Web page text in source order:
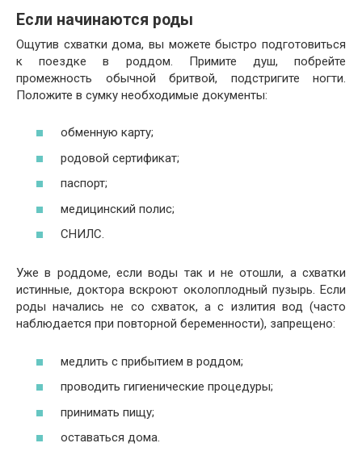
Если начинаются роды
Ощутив схватки дома, вы можете быстро подготовиться
к поездке в роддом. Примите душ, побрейте
промежность обычной бритвой, подстригите ногти.
Положите в сумку необходимые документы:
обменную карту;
родовой сертификат;
паспорт;
медицинский полис;
СНИЛС.
Уже в роддоме, если воды так и не отошли, а схватки
истинные, доктора вскроют околоплодный пузырь. Если
роды начались не со схваток, а с излития вод (часто
наблюдается при повторной беременности), запрещено:
медлить с прибытием в роддом;
проводить гигиенические процедуры;
принимать пищу;
оставаться дома.